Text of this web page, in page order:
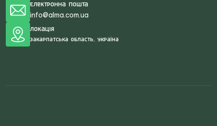
Електронна пошта
info@alma.com.ua
Локація
Закарпатська область, Україна